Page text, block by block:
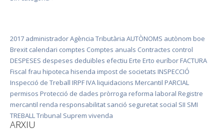
2017 administradorAgència Tributària AUTÒNOMS autònom boe
Brexit calendari comptes Comptes anuals Contractes control
DESPESES despeses deduïbles efectiu Erte Erto euríbor FACTURA
Fiscal frau hipoteca hisenda impost de societats INSPECCIÓ
Inspecció de Treball IRPF IVA liquidacions Mercantil PARCIAL
permisos Protecció de dades pròrroga reforma laboral Registre
mercantil renda responsabilitat sanció seguretat social SII SMI
TREBALLTribunal Suprem vivenda
ARXIU